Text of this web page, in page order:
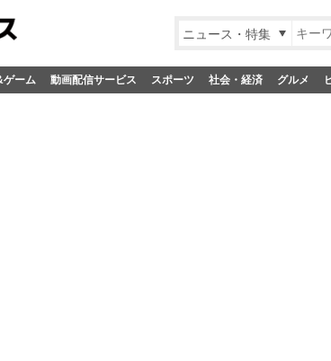
ニュース・特集
ゲーム 動画配信サービス スポーツ 社会・経済 グルメ